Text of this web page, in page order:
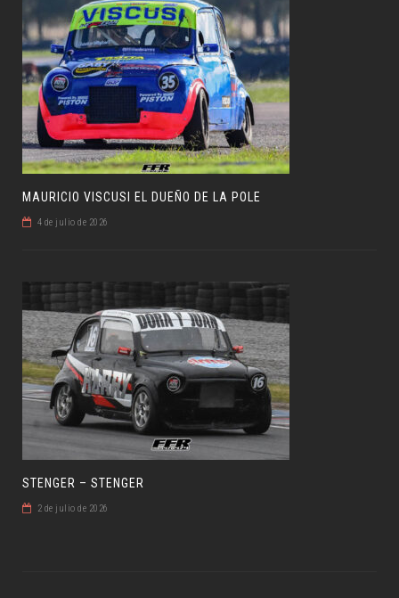
MAURICIO VISCUSI EL DUEÑO DE LA POLE
4 de julio de 2026
STENGER – STENGER
2 de julio de 2026